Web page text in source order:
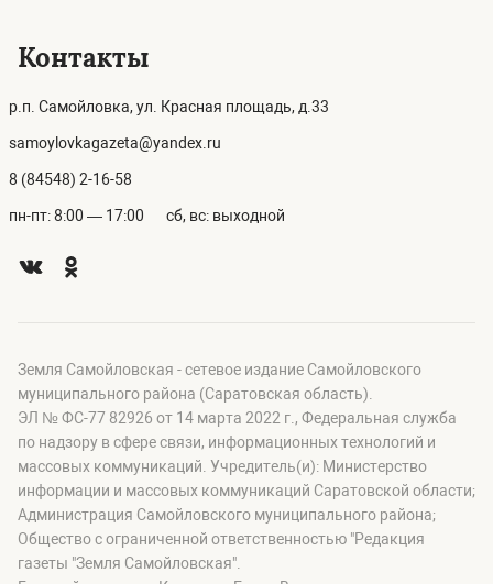
Контакты
р.п. Самойловка, ул. Красная площадь, д.33
samoylovkagazeta@yandex.ru
8 (84548) 2-16-58
пн-пт: 8:00 — 17:00 сб, вс: выходной
Земля Самойловская - сетевое издание Самойловского
муниципального района (Саратовская область).
ЭЛ № ФС-77 82926 от 14 марта 2022 г., Федеральная служба
по надзору в сфере связи, информационных технологий и
массовых коммуникаций. Учредитель(и): Министерство
информации и массовых коммуникаций Саратовской области;
Администрация Самойловского муниципального района;
Общество с ограниченной ответственностью "Редакция
газеты "Земля Самойловская".